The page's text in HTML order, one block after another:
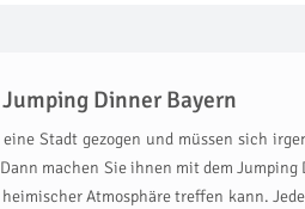
Dinner Bayern
Stadt gezogen und müssen sich
machen Sie ihnen mit dem
Atmosphäre treffen kann.